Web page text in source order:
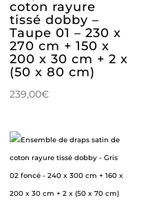
coton rayure
tissé dobby –
Taupe 01 – 230 x
270 cm + 150 x
200 x 30 cm + 2 x
(50 x 80 cm)
239,00€